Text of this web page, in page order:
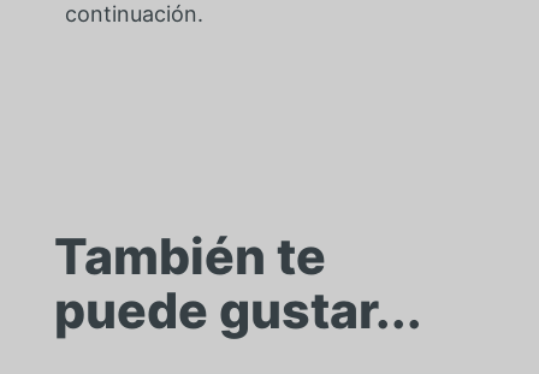
continuación.
También te
puede gustar...